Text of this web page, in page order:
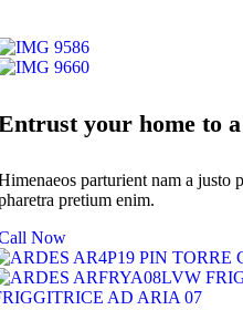
your home to
parturient nam a justo
pretium enim.
Now